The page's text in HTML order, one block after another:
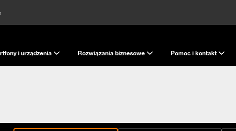
i urządzenia Rozwiązania biznesowe Pomoc i kontakt